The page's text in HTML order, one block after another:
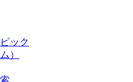
ック
）